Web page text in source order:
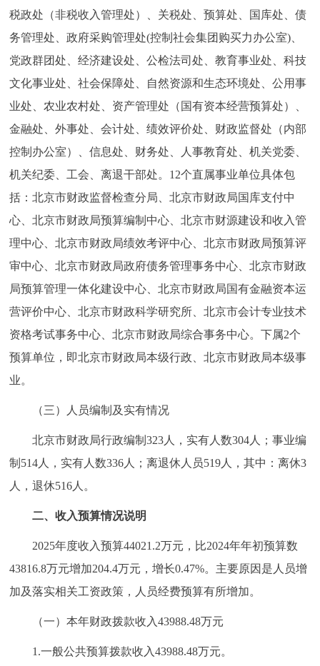
税政处（非税收入管理处）、关税处、预算处、国库处、债
务管理处、政府采购管理处(控制社会集团购买力办公室)、
党政群团处、经济建设处、公检法司处、教育事业处、科技
文化事业处、社会保障处、自然资源和生态环境处、公用事
业处、农业农村处、资产管理处（国有资本经营预算处）、
金融处、外事处、会计处、绩效评价处、财政监督处（内部
控制办公室）、信息处、财务处、人事教育处、机关党委、
机关纪委、工会、离退干部处。12个直属事业单位具体包
括：北京市财政监督检查分局、北京市财政局国库支付中
心、北京市财政局预算编制中心、北京市财源建设和收入管
理中心、北京市财政局绩效考评中心、北京市财政局预算评
审中心、北京市财政局政府债务管理事务中心、北京市财政
局预算管理一体化建设中心、北京市财政局国有金融资本运
营评价中心、北京市财政科学研究所、北京市会计专业技术
资格考试事务中心、北京市财政局综合事务中心。下属2个
预算单位，即北京市财政局本级行政、北京市财政局本级事
业。
（三）人员编制及实有情况
北京市财政局行政编制323人，实有人数304人；事业编
制514人，实有人数336人；离退休人员519人，其中：离休3
人，退休516人。
二、收入预算情况说明
2025年度收入预算44021.2万元，比2024年年初预算数
43816.8万元增加204.4万元，增长0.47%。主要原因是人员增
加及落实相关工资政策，人员经费预算有所增加。
（一）本年财政拨款收入43988.48万元
1.一般公共预算拨款收入43988.48万元。